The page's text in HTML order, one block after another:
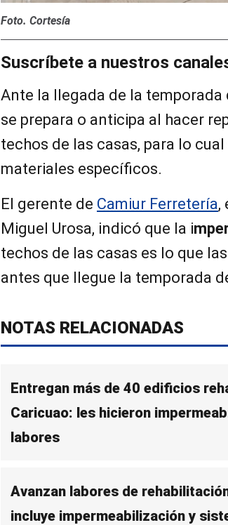
Foto. Cortesía
Suscríbete a nuestros
Ante la llegada de la temporada
se prepara o anticipa al hacer
techos de las casas, para lo
materiales específicos.
El gerente de Camiur Ferretería,
Miguel Urosa, indicó que la i
techos de las casas es lo que
antes que llegue la temporada
NOTAS RELACIONADAS
Entregan más de 40 edificios
Caricuao: les hicieron
labores
Avanzan labores de
incluye impermeabilización y